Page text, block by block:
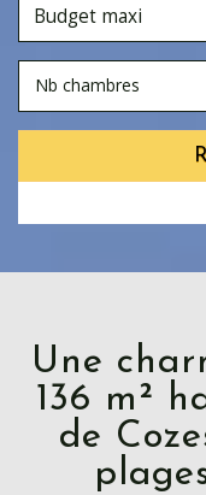
Nb chambres
Une charmante maison de
136 m²
de